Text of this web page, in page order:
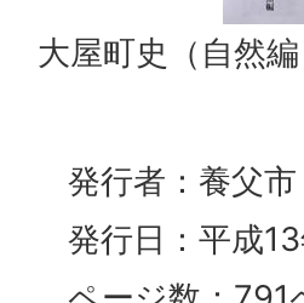
大屋町史（
発行者：養父市
発行日：平成13